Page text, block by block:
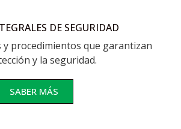
DE SEGURIDAD
y procedimientos que garantizan
y la seguridad.
SABER MÁS